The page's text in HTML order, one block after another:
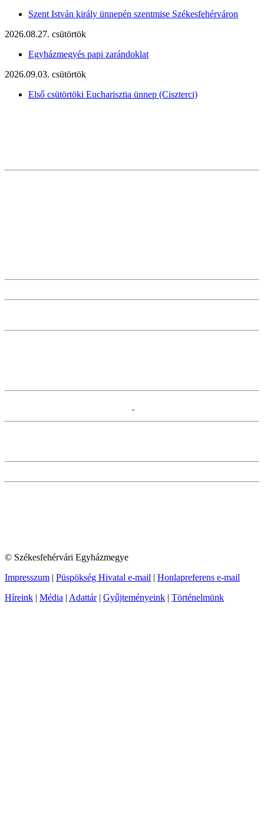
Szent István király ünnepén szentmise Székesfehérváron
2026.08.27. csütörtök
Egyházmegyés papi zarándoklat
2026.09.03. csütörtök
Első csütörtöki Eucharisztia ünnep (Ciszterci)
© Székesfehérvári Egyházmegye
Impresszum | Püspökség Hivatal e-mail | Honlapreferens e-mail
Híreink | Média | Adattár| Gyűjteményeink | Történelmünk